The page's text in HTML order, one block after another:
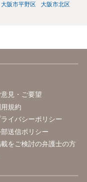
大阪市平野区
大阪市北区
意見・ご要望
規約
ライバシーポリシー
送信ポリシー
をご検討の弁護士の方